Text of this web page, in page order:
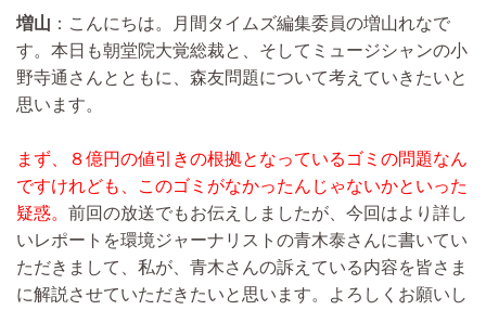
増山 ：こんにちは。月間タイムズ編集委員の増山れなで
す。本日も朝堂院大覚総裁と、そしてミュージシャンの小
野寺通さんとともに、森友問題について考えていきたいと
思います。
まず、８億円の値引きの根拠となっているゴミの問題なん
ですけれども、このゴミがなかったんじゃないかといった
疑惑。 前回の放送でもお伝えしましたが、今回はより詳し
いレポートを環境ジャーナリストの青木泰さんに書いてい
ただきまして、私が、青木さんの訴えている内容を皆さま
に解説させていただきたいと思います。よろしくお願いし